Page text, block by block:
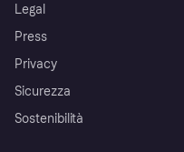
Legal
Press
Privacy
Sicurezza
Sostenibilità